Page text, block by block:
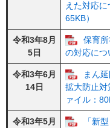
えた対応に
65KB）
令和3年8月
5日
保育
の対応につ
令和3年6月
14日
まん
拡大防止対
ァイル：
令和3年5月
「新